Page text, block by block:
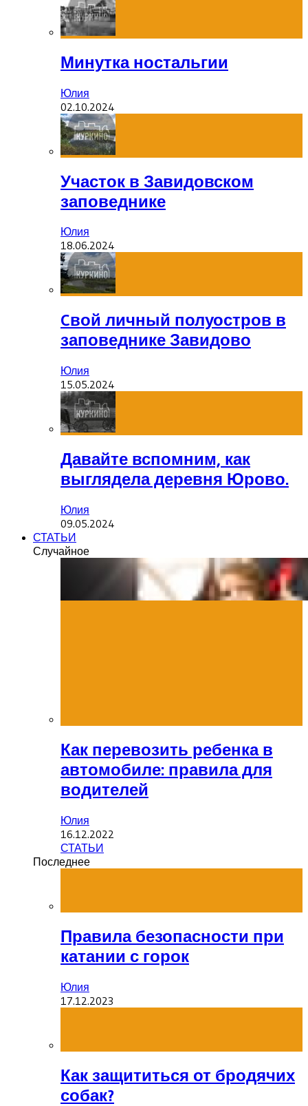
Минутка ностальгии
Юлия
02.10.2024
Участок в Завидовском
заповеднике
Юлия
18.06.2024
Cвой личный полуостров в
заповеднике Завидово
Юлия
15.05.2024
Давайте вспомним, как
выглядела деревня Юрово.
Юлия
09.05.2024
СТАТЬИ
Случайное
Как перевозить ребенка в
автомобиле: правила для
водителей
Юлия
16.12.2022
СТАТЬИ
Последнее
Правила безопасности при
катании с горок
Юлия
17.12.2023
Как защититься от бродячих
собак?